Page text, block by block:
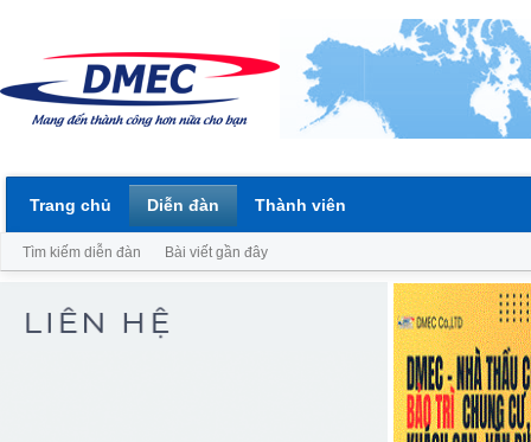
Trang chủ Diễn đàn
Tìm kiếm diễn đàn Bài viết gần đây
Thành viên